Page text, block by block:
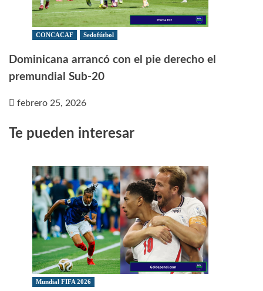
CONCACAF Sedofútbol
Dominicana arrancó con el pie derecho el
premundial Sub-20
febrero 25, 2026
Te pueden interesar
Mundial FIFA 2026